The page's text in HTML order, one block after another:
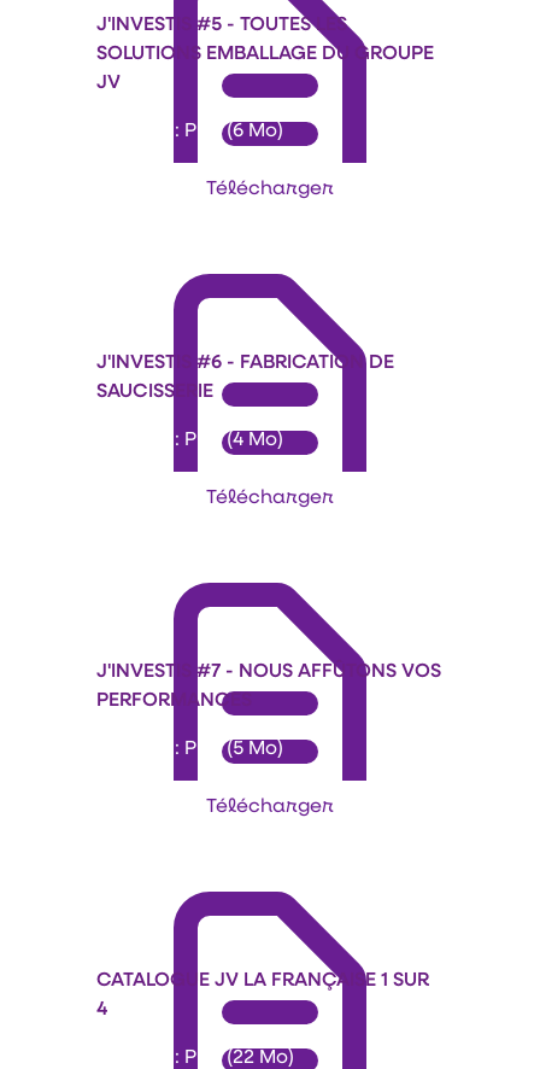
J'INVESTIS #5 - TOUTES LES
SOLUTIONS EMBALLAGE DU GROUPE
JV
Format : PDF (6 Mo)
Télécharger
J'INVESTIS #6 - FABRICATION DE
SAUCISSERIE
Format : PDF (4 Mo)
Télécharger
J'INVESTIS #7 - NOUS AFFÛTONS VOS
PERFORMANCES
Format : PDF (5 Mo)
Télécharger
CATALOGUE JV LA FRANÇAISE 1 SUR
4
Format : PDF (22 Mo)